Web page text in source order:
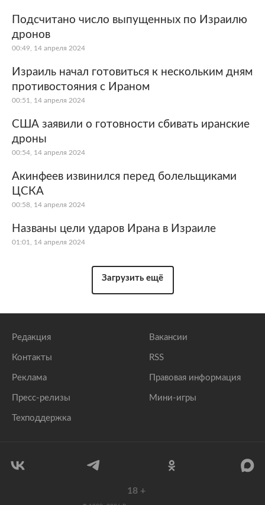
Подсчитано число выпущенных по Израилю
дронов
00:49, 14 апреля 2024
Израиль начал готовиться к нескольким дням
противостояния с Ираном
00:51, 14 апреля 2024
США заявили о готовности сбивать иранские
дроны
00:54, 14 апреля 2024
Акинфеев извинился перед болельщиками
ЦСКА
00:58, 14 апреля 2024
Названы цели ударов Ирана в Израиле
01:01, 14 апреля 2024
Загрузить ещё
Редакция
Контакты
Реклама
Пресс-релизы
Техподдержка
Вакансии
RSS
Правовая информация
Мини-игры
18 +